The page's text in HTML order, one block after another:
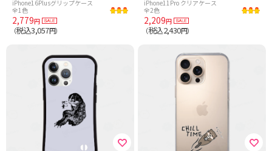
iPhone16Plusグリップケース
全1色
2,779円
（税込3,057円）
iPhone11Pro クリアケース
全2色
2,209円
（税込2,430円）